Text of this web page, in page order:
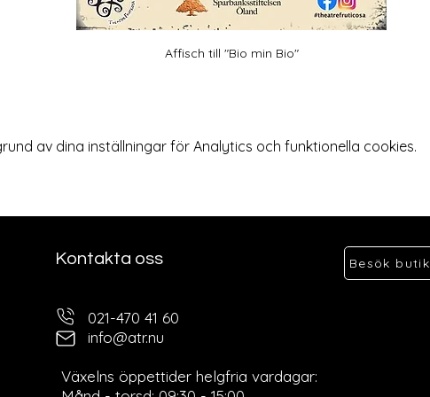
Affisch till "Bio min Bio"
av dina inställningar för Analytics och funktionella cookies.
Kontakta oss Besök
021-470 41 60
info@atr.nu
Växelns öppettider helgfria vardagar: